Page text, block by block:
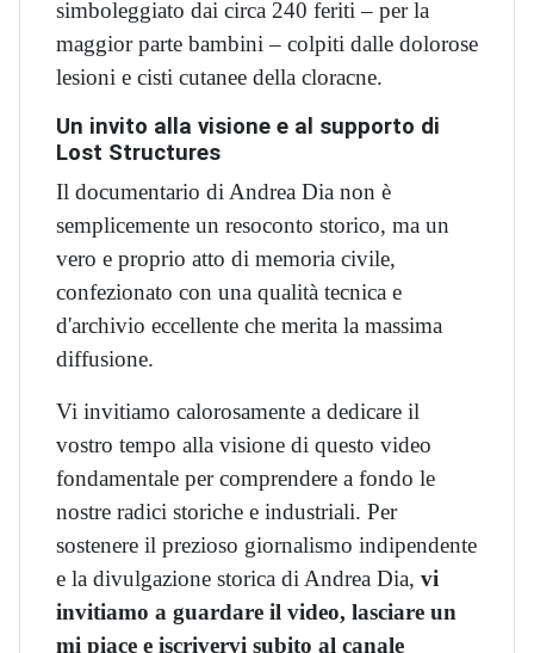
simboleggiato dai circa 240 feriti – per la
maggior parte bambini – colpiti dalle dolorose
lesioni e cisti cutanee della cloracne.
Un invito alla visione e al supporto di
Lost Structures
Il documentario di Andrea Dia non è
semplicemente un resoconto storico, ma un
vero e proprio atto di memoria civile,
confezionato con una qualità tecnica e
d'archivio eccellente che merita la massima
diffusione.
Vi invitiamo calorosamente a dedicare il
vostro tempo alla visione di questo video
fondamentale per comprendere a fondo le
nostre radici storiche e industriali. Per
sostenere il prezioso giornalismo indipendente
e la divulgazione storica di Andrea Dia, vi
invitiamo a guardare il video, lasciare un
mi piace e iscrivervi subito al canale